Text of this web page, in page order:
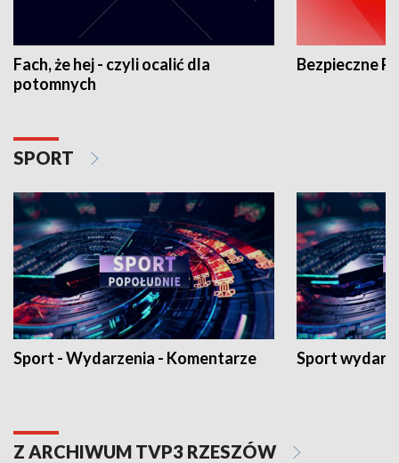
Fach, że hej - czyli ocalić dla
potomnych
Bezpieczne
SPORT
Sport - Wydarzenia - Komentarze Sport
Z ARCHIWUM TVP3 RZESZÓW